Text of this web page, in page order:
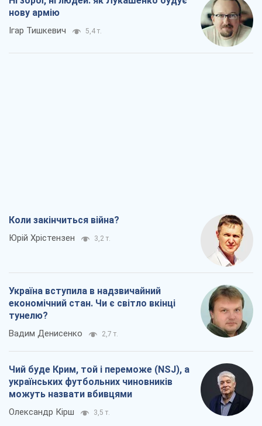
нову армію
Ігар Тишкевич 5,4 т.
Коли закінчиться війна?
Юрій Хрістензен 3,2 т.
Україна вступила в надзвичайний
економічний стан. Чи є світло вкінці
тунелю?
Вадим Денисенко 2,7 т.
Чий буде Крим, той і переможе (NSJ), а
українських футбольних чиновників
можуть назвати вбивцями
Олександр Кірш 3,5 т.